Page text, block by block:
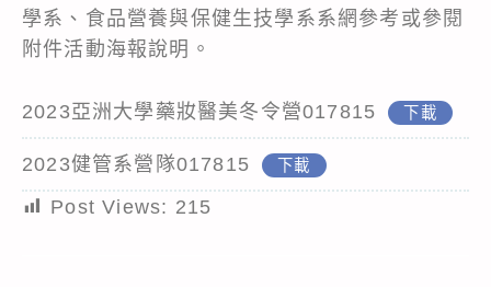
學系、食品營養與保健生技學系系網參考或參閱
附件活動海報說明。
2023亞洲大學藥妝醫美冬令營017815 下載
2023健管系營隊017815 下載
Post Views: 215